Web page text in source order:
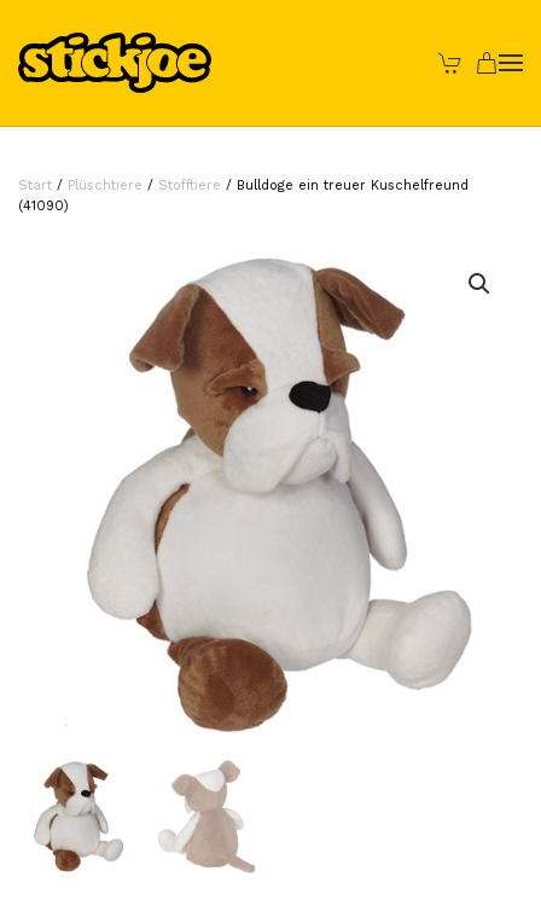
Skip to main content
Start / Plüschtiere / Stofftiere / Bulldoge ein treuer Kuschelfreund
(41090)